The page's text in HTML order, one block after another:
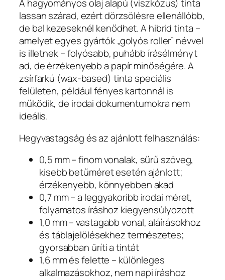
A hagyományos olaj alapú (viszkózus) tinta
lassan szárad, ezért dörzsölésre ellenállóbb,
de bal kezeseknél kenődhet. A hibrid tinta –
amelyet egyes gyártók „golyós roller” névvel
is illetnek – folyósabb, puhább írásélményt
ad, de érzékenyebb a papír minőségére. A
zsírfarkú (wax-based) tinta speciális
felületen, például fényes kartonnál is
működik, de irodai dokumentumokra nem
ideális.
Hegyvastagság és az ajánlott felhasználás:
0,5 mm – finom vonalak, sűrű szöveg,
kisebb betűméret esetén ajánlott;
érzékenyebb, könnyebben akad
0,7 mm – a leggyakoribb irodai méret,
folyamatos íráshoz kiegyensúlyozott
1,0 mm – vastagabb vonal, aláírásokhoz
és táblajelölésekhez természetes;
gyorsabban üríti a tintát
1,6 mm és felette – különleges
alkalmazásokhoz, nem napi íráshoz